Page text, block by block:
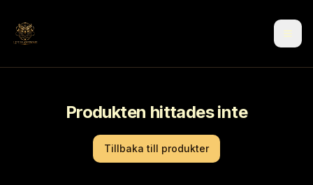
Produkten hittades inte
Tillbaka till produkter